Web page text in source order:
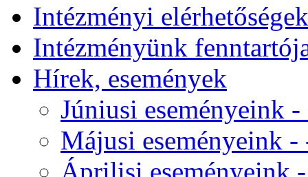
Intézményi elérhetőségek
Intézményünk
Hírek, események
Júniusi eseményeink
Májusi eseményeink
Áprilisi eseményeink